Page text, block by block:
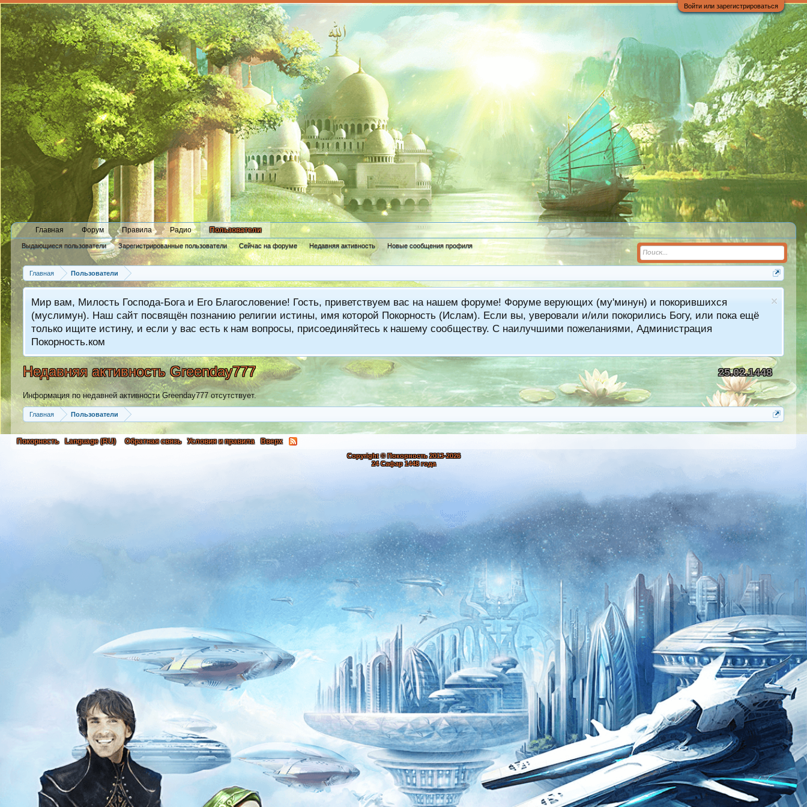
Войти или зарегистрироваться
Главная Форум Правила Радио Пользователи
Выдающиеся пользователи Зарегистрированные пользователи Сейчас на форуме Недавняя активность Новые сообщения профиля
Главная Пользователи
Мир вам, Милость Господа-Бога и Его Благословение! Гость, приветствуем вас на нашем форуме! Форуме верующих (му'минун) и покорившихся
(муслимун). Наш сайт посвящён познанию религии истины, имя которой Покорность (Ислам). Если вы, уверовали и/или покорились Богу, или пока ещё
только ищите истину, и если у вас есть к нам вопросы, присоединяйтесь к нашему сообществу. С наилучшими пожеланиями, Администрация
Покорность.ком
25.02.1448
Недавняя активность Greenday777
Информация по недавней активности Greenday777 отсутствует.
Главная Пользователи
Покорность Language (RU) Обратная связь Условия и правила Вверх
Copyright © Покорность 2013-2026
24 Сафар 1448 года